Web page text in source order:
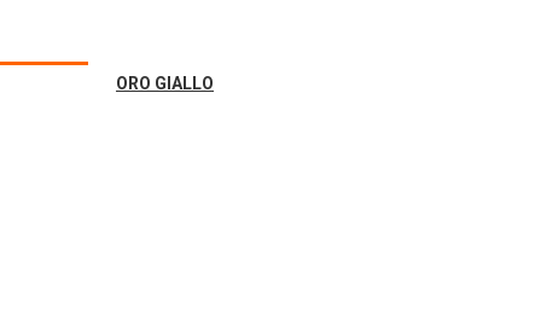
ORO GIALLO